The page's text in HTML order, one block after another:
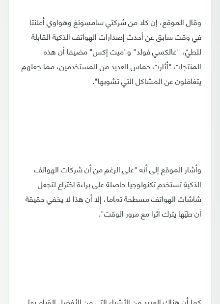
وقال الموقع، إن كلا من شركتي سامسونغ وهواوي أعلنتا
في وقت سابق عن أحدث إصدارات الهواتف الذكية القابلة
للطيّ، "غالكسي فولد" و"ميت إكس" مضيفا أن هذه
المنتجات "أثارت حماس العديد من المستخدمين، مما جعلهم
يتغافلون عن المشاكل التي تشوبها".
وأشار الموقع إلى أنه "على الرغم من أن شركات الهواتف
الذكية تستخدم تكنولوجيا حاصلة على براءة اختراع لتجعل
شاشات الهواتف مسطحة تماما، إلا أن هذا لا يخفي حقيقة
أن طيّها يترك أثرا مع مرور الوقت".